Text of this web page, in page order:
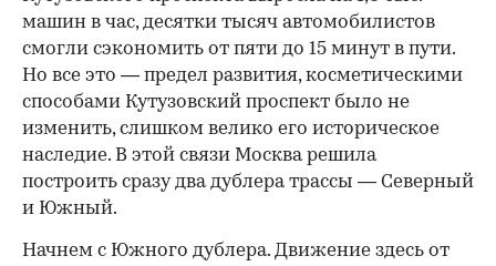
машин в час, десятки тысяч автомобилистов
смогли сэкономить от пяти до 15 минут в пути.
Но все это — предел развития, косметическими
способами Кутузовский проспект было не
изменить, слишком велико его историческое
наследие. В этой связи Москва решила
построить сразу два дублера трассы — Северный
и Южный.
Начнем с Южного дублера. Движение здесь от